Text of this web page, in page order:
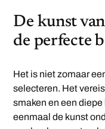
De kunst
de perfecte
Het is niet zomaar
selecteren. Het
smaken en een
eenmaal de kunst